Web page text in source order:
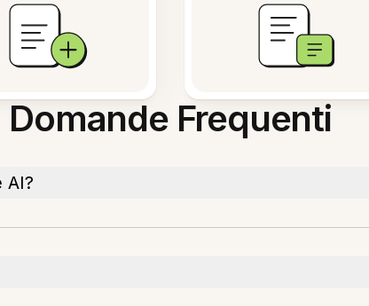
Domande Frequenti
AI?